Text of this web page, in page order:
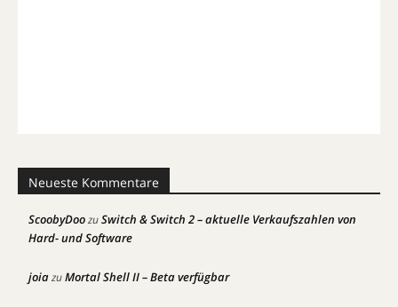
Neueste Kommentare
ScoobyDoozuSwitch & Switch 2 – aktuelle Verkaufszahlen von
Hard- und Software
joiazuMortal Shell II – Beta verfügbar